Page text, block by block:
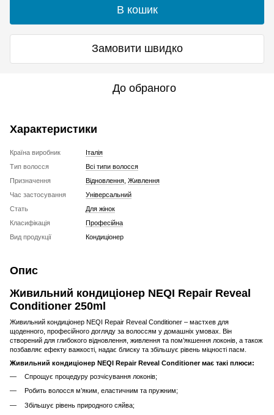
В кошик
Замовити швидко
До обраного
Характеристики
Країна виробник
Італія
Тип волосся
Всі типи волосся
Призначення
Відновлення Живлення
Час застосування
Універсальний
Стать
Для жінок
Класифікація
Професійна
Вид продукції
Кондиціонер
Опис
Живильний кондиціонер NEQI Repair Reveal
Conditioner 250ml
Живильний кондиціонер NEQI Repair Reveal Conditioner – мастхев для
щоденного, професійного догляду за волоссям у домашніх умовах. Він
створений для глибокого відновлення, живлення та пом’якшення локонів, а також
позбавляє ефекту важкості, надає блиску та збільшує рівень міцності пасм.
Живильний кондиціонер NEQI Repair Reveal Conditioner має такі плюси:
Спрощує процедуру розчісування локонів;
Робить волосся м’яким, еластичним та пружним;
Збільшує рівень природного сяйва;